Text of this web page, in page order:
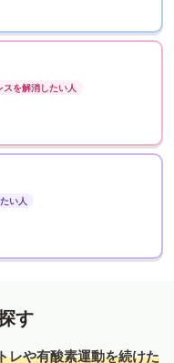
スを解消したい人
い人
す
レや有酸素運動を続けた